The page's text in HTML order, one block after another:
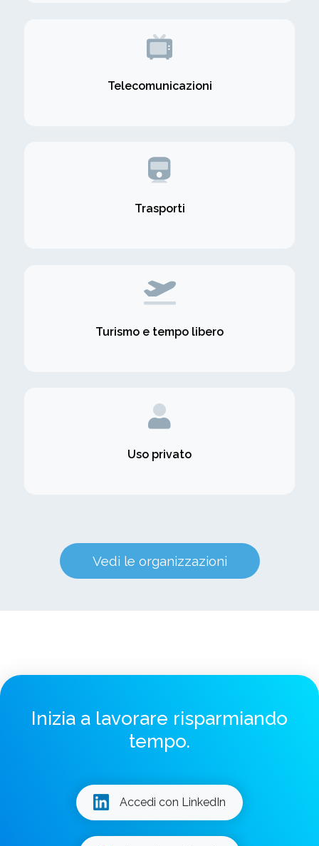
Telecomunicazioni
Trasporti
Turismo e tempo libero
Uso privato
Vedi le organizzazioni
Inizia a lavorare risparmiando
tempo.
Accedi con LinkedIn